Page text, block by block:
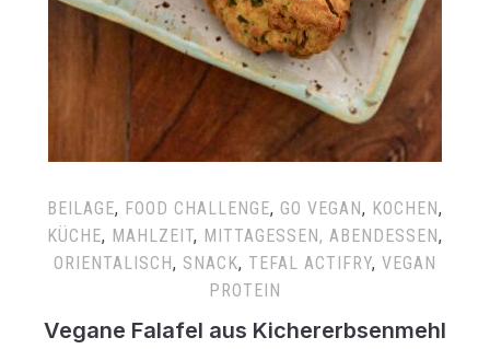
BEILAGE, FOOD CHALLENGE, GO VEGAN, KOCHEN,
KÜCHE, MAHLZEIT, MITTAGESSEN, ABENDESSEN,
ORIENTALISCH, SNACK, TEFAL ACTIFRY, VEGAN
PROTEIN
Vegane Falafel aus Kichererbsenmehl